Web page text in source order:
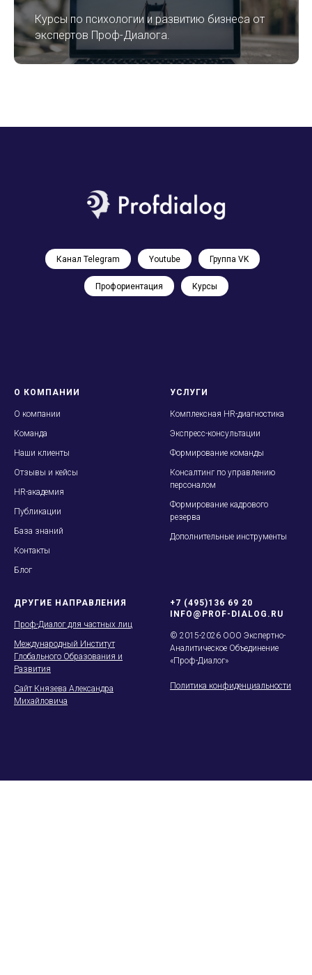
Курсы по психологии и развитию бизнеса от
экспертов Проф-Диалога.
Канал Telegram Youtube Группа VK
Профориентация Курсы
О КОМПАНИИ
О компании
Команда
Наши клиенты
Отзывы и кейсы
HR-академия
Публикации
База знаний
Контакты
Блог
УСЛУГИ
Комплексная HR-диагностика
Экспресс-консультации
Формирование команды
Консалтинг по управлению
персоналом
Формирование кадрового
резерва
Дополнительные инструменты
ДРУГИЕ НАПРАВЛЕНИЯ
Проф-Диалог для частных лиц
Международный Институт
Глобального Образования и
Развития
Сайт Князева Александра
Михайловича
+7 (495)136 69 20
INFO@PROF-DIALOG.RU
© 2015-2026 ООО Экспертно-
Аналитическое Объединение
«Проф-Диалог»
Политика конфиденциальности